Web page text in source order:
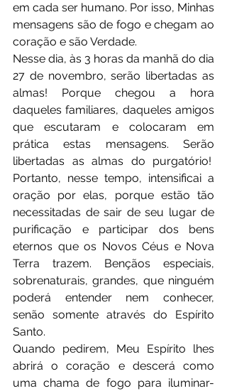
em cada ser humano. Por isso, Minhas
mensagens são de fogo e chegam ao
coração e são Verdade.
Nesse dia, às 3 horas da manhã do dia
27 de novembro, serão libertadas as
almas! Porque chegou a hora
daqueles familiares, daqueles amigos
que escutaram e colocaram em
prática estas mensagens. Serão
libertadas as almas do purgatório!
Portanto, nesse tempo, intensificai a
oração por elas, porque estão tão
necessitadas de sair de seu lugar de
purificação e participar dos bens
eternos que os Novos Céus e Nova
Terra trazem. Bençãos especiais,
sobrenaturais, grandes, que ninguém
poderá entender nem conhecer,
senão somente através do Espírito
Santo.
Quando pedirem, Meu Espírito lhes
abrirá o coração e descerá como
uma chama de fogo para iluminar-